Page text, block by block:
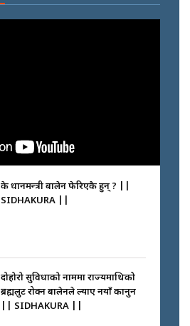
के प्रधानमन्त्री बालेन फेरिएकै हुन् ? ||
SIDHAKURA ||
दोहोरो सुविधाको नाममा राज्यमाथिको
ब्रह्मलुट रोक्न बालेनले ल्याए नयाँ कानुन
|| SIDHAKURA ||